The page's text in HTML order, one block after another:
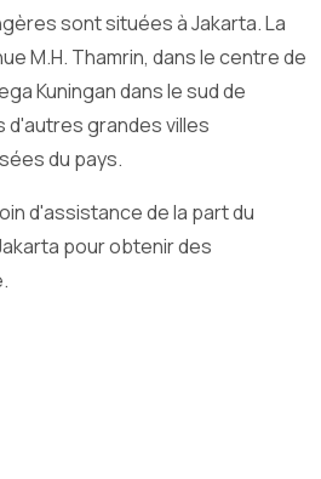
sont situées à Jakarta. La
M.H. Thamrin, dans le centre de
Kuningan dans le sud de
d'autres grandes villes
du pays.
d'assistance de la part du
pour obtenir des